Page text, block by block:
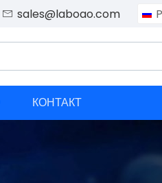
 sales@laboao.com
КОНТАКТ